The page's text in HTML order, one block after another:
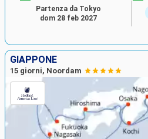
Partenza da Tokyo
dom 28 feb 2027
GIAPPONE
15 giorni, Noordam